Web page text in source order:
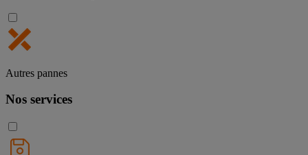
Autres pannes
Nos services